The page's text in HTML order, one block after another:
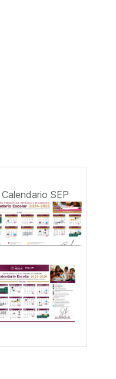
Calendario SEP